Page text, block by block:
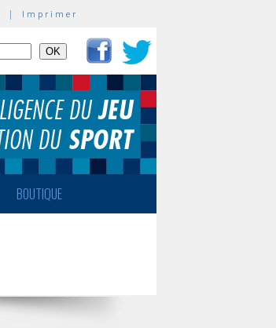
| Imprimer
BOUTIQUE